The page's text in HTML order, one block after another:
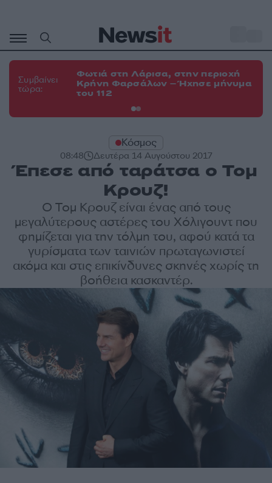
περιεχόμενο
Συμβαίνει
τώρα:
Φωτιά στη Λάρισα, στην περιοχή
Κρήνη Φαρσάλων – Ήχησε μήνυμα
του 112
Κόσμος
08:48 Δευτέρα 14 Αυγούστου 2017
Έπεσε από ταράτσα ο Τομ
Κρουζ!
Ο Τομ Κρουζ είναι ένας από τους
μεγαλύτερους αστέρες του Χόλιγουντ που
φημίζεται για την τόλμη του, αφού κατά τα
γυρίσματα των ταινιών πρωταγωνιστεί
ακόμα και στις επικίνδυνες σκηνές χωρίς τη
βοήθεια κασκαντέρ.